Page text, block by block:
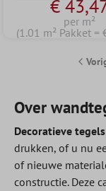
€
per m²
(1.01 m² Pakket =
Over
Decoratieve tegels
drukken, of u nu
of nieuwe
constructie. Deze